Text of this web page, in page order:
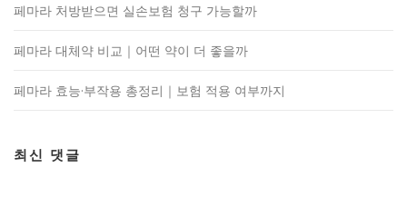
페마라 처방받으면 실손보험 청구 가능할까
페마라 대체약 비교｜어떤 약이 더 좋을까
페마라 효능·부작용 총정리｜보험 적용 여부까지
최신 댓글